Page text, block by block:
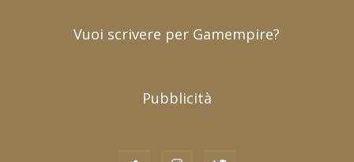
Vuoi scrivere per Gamempire?
Pubblicità